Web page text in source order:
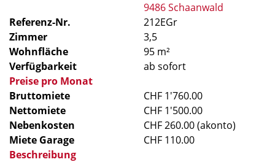
9486 Schaanwald
Referenz-Nr.
212EGr
Zimmer
3,5
Wohnfläche
95 m²
Verfügbarkeit
ab sofort
Preise pro Monat
Bruttomiete
CHF 1'760.00
Nettomiete
CHF 1'500.00
Nebenkosten
CHF 260.00 (akonto)
Miete Garage
CHF 110.00
Beschreibung